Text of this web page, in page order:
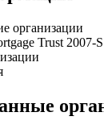
организации
Trust 2007-S1